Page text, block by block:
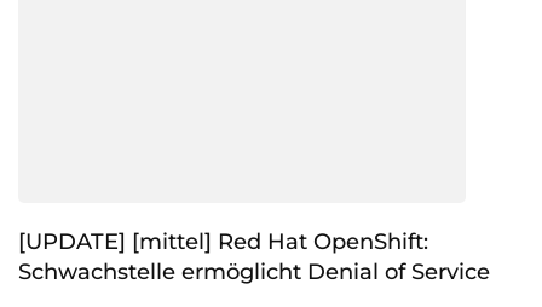
[UPDATE] [mittel] Red Hat OpenShift:
Schwachstelle ermöglicht Denial of Service